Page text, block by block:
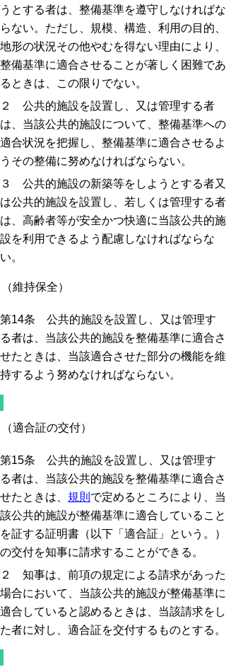
うとする者は、整備基準を遵守しなければな
らない。ただし、規模、構造、利用の目的、
地形の状況その他やむを得ない理由により、
整備基準に適合させることが著しく困難であ
るときは、この限りでない。
２ 公共的施設を設置し、又は管理する者
は、当該公共的施設について、整備基準への
適合状況を把握し、整備基準に適合させるよ
うその整備に努めなければならない。
３ 公共的施設の新築等をしようとする者又
は公共的施設を設置し、若しくは管理する者
は、高齢者等が安全かつ快適に当該公共的施
設を利用できるよう配慮しなければならな
い。
（維持保全）
第14条 公共的施設を設置し、又は管理す
る者は、当該公共的施設を整備基準に適合さ
せたときは、当該適合させた部分の機能を維
持するよう努めなければならない。
（適合証の交付）
第15条 公共的施設を設置し、又は管理す
る者は、当該公共的施設を整備基準に適合さ
せたときは、 規則 で定めるところにより、当
該公共的施設が整備基準に適合していること
を証する証明書（以下「適合証」という。）
の交付を知事に請求することができる。
２ 知事は、前項の規定による請求があった
場合において、当該公共的施設が整備基準に
適合していると認めるときは、当該請求をし
た者に対し、適合証を交付するものとする。